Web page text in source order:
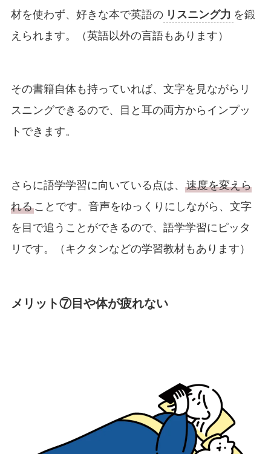
材を使わず、好きな本で英語の リスニング力 を鍛
えられます。（英語以外の言語もあります）
その書籍自体も持っていれば、文字を見ながらリ
スニングできるので、目と耳の両方からインプッ
トできます。
さらに語学学習に向いている点は、 速度を変えら
れることです。音声をゆっくりにしながら、文字
を目で追うことができるので、語学学習にピッタ
リです。（キクタンなどの学習教材もあります）
メリット⑦目や体が疲れない